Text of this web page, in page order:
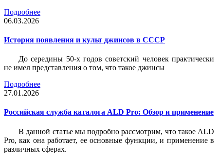
Подробнее
06.03.2026
История появления и культ джинсов в СССР
До середины 50-х годов советский человек практически
не имел представления о том, что такое джинсы
Подробнее
27.01.2026
Российская служба каталога ALD Pro: Обзор и применение
В данной статье мы подробно рассмотрим, что такое ALD
Pro, как она работает, ее основные функции, и применение в
различных сферах.